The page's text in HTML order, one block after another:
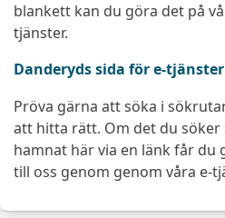
blankett kan du göra det på
tjänster.
Danderyds sida för e-tjänster
Pröva gärna att söka i
att hitta rätt. Om det du söker
hamnat här via en länk får
till oss genom genom våra e-